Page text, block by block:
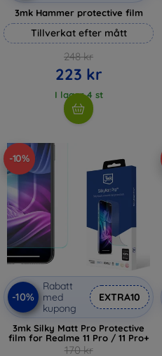
3mk Hammer protective film
Tillverkat efter mått
248 kr
223 kr
I lager 4 st
-10%
-10%
Rabatt
med
kupong
EXTRA10
3mk Silky Matt Pro Protective
film for Realme 11 Pro / 11 Pro+
170 kr